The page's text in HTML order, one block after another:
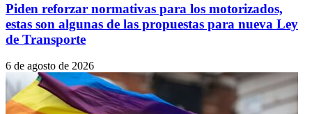
Piden reforzar normativas para los motorizados,
estas son algunas de las propuestas para nueva Ley
de Transporte
6 de agosto de 2026